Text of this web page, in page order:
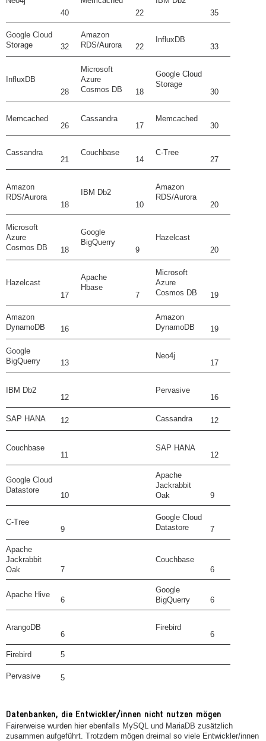
40
22
35
Google Cloud
Storage
32
Amazon
RDS/Aurora
22
InfluxDB
33
InfluxDB
28
Microsoft
Azure
Cosmos DB
18
Google Cloud
Storage
30
Memcached
26
Cassandra
17
Memcached
30
Cassandra
21
Couchbase
14
C-Tree
27
Amazon
RDS/Aurora
18
IBM Db2
10
Amazon
RDS/Aurora
20
Microsoft
Azure
Cosmos DB
18
Google
BigQuerry
9
Hazelcast
20
Hazelcast
17
Apache
Hbase
7
Microsoft
Azure
Cosmos DB
19
Amazon
DynamoDB
16
Amazon
DynamoDB
19
Google
BigQuerry
13
Neo4j
17
IBM Db2
12
Pervasive
16
SAP HANA 12 Cassandra 12
Couchbase
11
SAP HANA
12
Google Cloud
Datastore
10
Apache
Jackrabbit
Oak
9
C-Tree
9
Google Cloud
Datastore
7
Apache
Jackrabbit
Oak
7
Couchbase
6
Apache Hive
6
Google
BigQuerry
6
ArangoDB
6
Firebird
6
Firebird 5
Pervasive 5
Datenbanken, die Entwickler/innen nicht nutzen mögen
Fairerweise wurden hier ebenfalls MySQL und MariaDB zusätzlich
zusammen aufgeführt. Trotzdem mögen dreimal so viele Entwickler/innen